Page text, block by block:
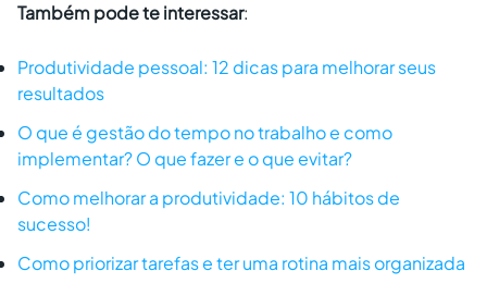
Também pode te interessar:
Produtividade pessoal: 12 dicas para melhorar seus
resultados
O que é gestão do tempo no trabalho e como
implementar? O que fazer e o que evitar?
Como melhorar a produtividade: 10 hábitos de
sucesso!
Como priorizar tarefas e ter uma rotina mais organizada